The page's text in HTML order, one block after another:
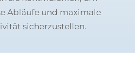
Abläufe und maximale
sicherzustellen.